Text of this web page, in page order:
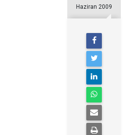
Haziran 2009